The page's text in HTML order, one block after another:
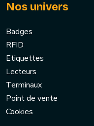
Nos univers
Badges
RFID
Etiquettes
Lecteurs
Terminaux
Point de vente
Cookies